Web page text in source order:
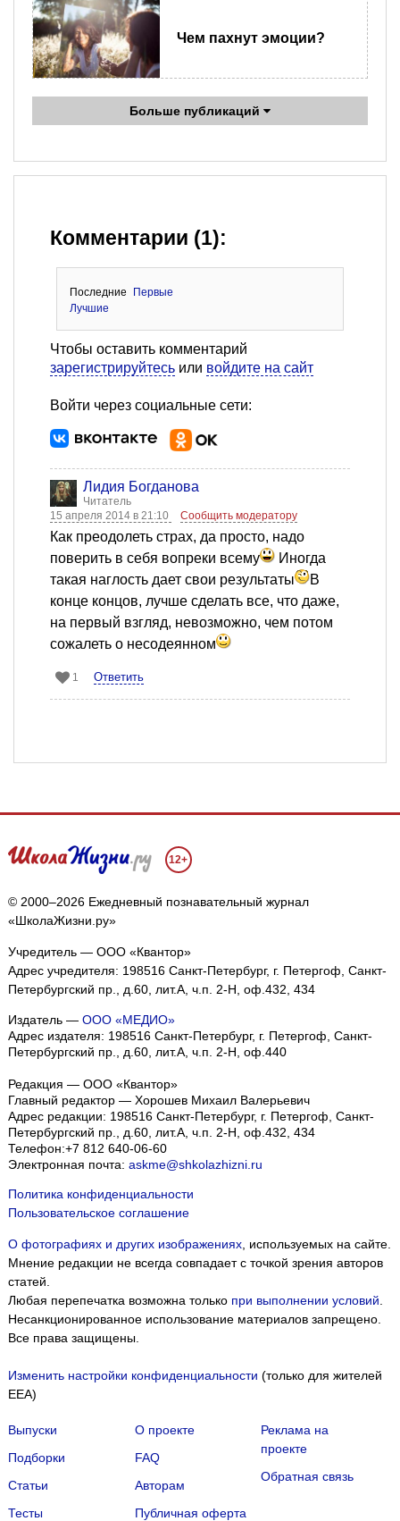
Чем пахнут эмоции?
Больше публикаций
Комментарии (1):
Последние
Первые
Лучшие
Чтобы оставить комментарий
зарегистрируйтесь или войдите на сайт
Войти через социальные сети:
Лидия Богданова
Читатель
15 апреля 2014 в 21:10
Сообщить модератору
Как преодолеть страх, да просто, надо
поверить в себя вопреки всему
Иногда
такая наглость дает свои результаты
В
конце концов, лучше сделать все, что даже,
на первый взгляд, невозможно, чем потом
сожалеть о несодеянном
1 Ответить
12+
© 2000–2026 Ежедневный познавательный журнал
«ШколаЖизни.ру»
Учредитель — ООО «Квантор»
Адрес учредителя: 198516 Санкт-Петербург, г. Петергоф, Санкт-
Петербургский пр., д.60, лит.А, ч.п. 2-Н, оф.432, 434
Издатель — ООО «МЕДИО»
Адрес издателя: 198516 Санкт-Петербург, г. Петергоф, Санкт-
Петербургский пр., д.60, лит.А, ч.п. 2-Н, оф.440
Редакция — ООО «Квантор»
Главный редактор — Хорошев Михаил Валерьевич
Адрес редакции: 198516 Санкт-Петербург, г. Петергоф, Санкт-
Петербургский пр., д.60, лит.А, ч.п. 2-Н, оф.432, 434
Телефон:+7 812 640-06-60
Электронная почта: askme@shkolazhizni.ru
Политика конфиденциальности
Пользовательское соглашение
О фотографиях и других изображениях, используемых на сайте.
Мнение редакции не всегда совпадает с точкой зрения авторов
статей.
Любая перепечатка возможна только при выполнении условий.
Несанкционированное использование материалов запрещено.
Все права защищены.
Изменить настройки конфиденциальности (только для жителей
EEA)
Выпуски
Подборки
Статьи
Тесты
О проекте
FAQ
Авторам
Публичная оферта
Реклама на
проекте
Обратная связь